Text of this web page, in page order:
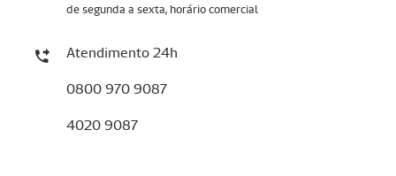
de segunda a sexta, horário comercial
Atendimento 24h
0800 970 9087
4020 9087